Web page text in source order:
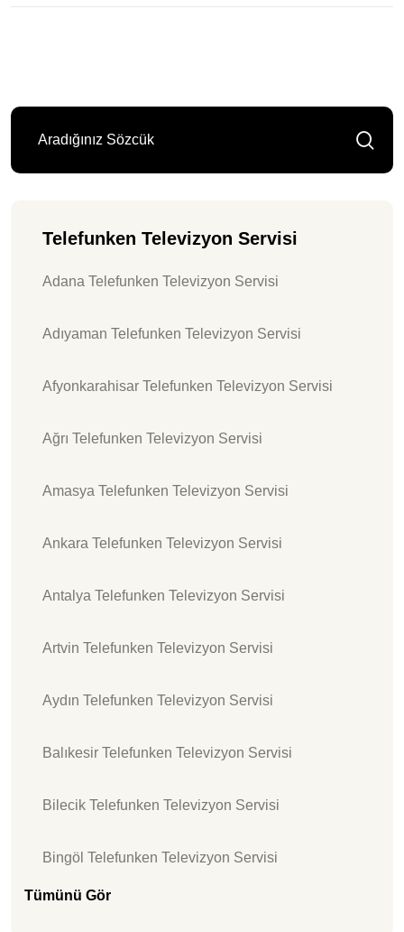
Telefunken Televizyon Servisi
Adana Telefunken Televizyon Servisi
Adıyaman Telefunken Televizyon Servisi
Afyonkarahisar Telefunken Televizyon Servisi
Ağrı Telefunken Televizyon Servisi
Amasya Telefunken Televizyon Servisi
Ankara Telefunken Televizyon Servisi
Antalya Telefunken Televizyon Servisi
Artvin Telefunken Televizyon Servisi
Aydın Telefunken Televizyon Servisi
Balıkesir Telefunken Televizyon Servisi
Bilecik Telefunken Televizyon Servisi
Bingöl Telefunken Televizyon Servisi
Tümünü Gör